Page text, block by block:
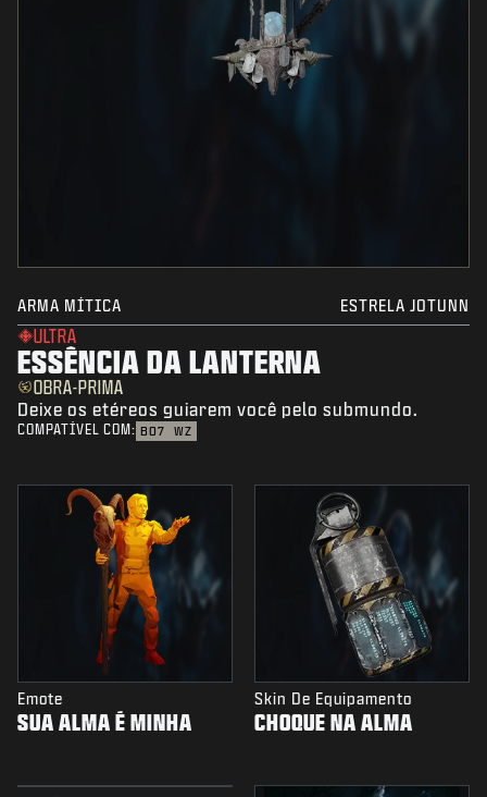
ARMA MÍTICA ESTRELA JOTUNN
ULTRA
ESSÊNCIA DA LANTERNA
OBRA-PRIMA
Deixe os etéreos guiarem você pelo submundo.
COMPATÍVEL COM: BO7 WZ
Emote
SUA ALMA É MINHA
Skin De Equipamento
CHOQUE NA ALMA